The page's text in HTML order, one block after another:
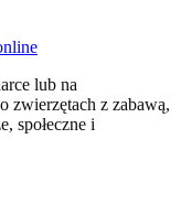
lub na
zwierzętach z zabawą,
społeczne i